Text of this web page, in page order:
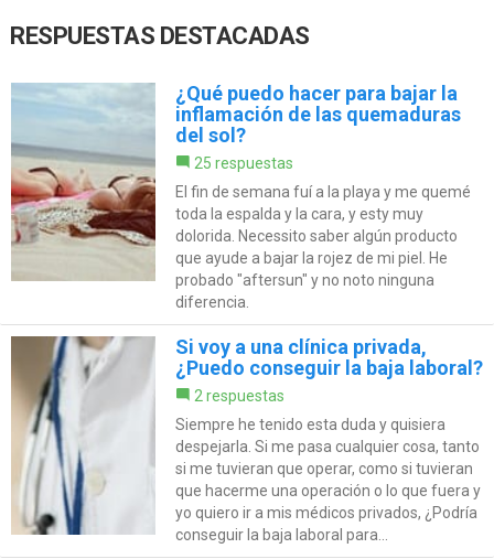
RESPUESTAS DESTACADAS
¿Qué puedo hacer para bajar la
inflamación de las quemaduras
del sol?
25 respuestas
El fin de semana fuí a la playa y me quemé
toda la espalda y la cara, y esty muy
dolorida. Necessito saber algún producto
que ayude a bajar la rojez de mi piel. He
probado "aftersun" y no noto ninguna
diferencia.
Si voy a una clínica privada,
¿Puedo conseguir la baja laboral?
2 respuestas
Siempre he tenido esta duda y quisiera
despejarla. Si me pasa cualquier cosa, tanto
si me tuvieran que operar, como si tuvieran
que hacerme una operación o lo que fuera y
yo quiero ir a mis médicos privados, ¿Podría
conseguir la baja laboral para...